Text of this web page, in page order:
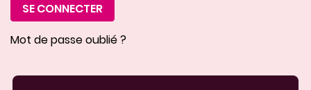
SE CONNECTER
Mot de passe oublié